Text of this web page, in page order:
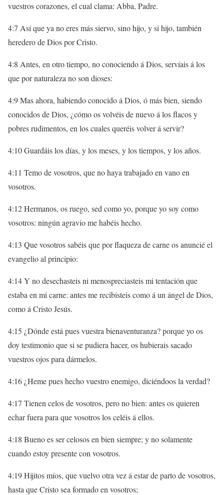
vuestros corazones, el cual clama: Abba, Padre.
4:7 Así que ya no eres más siervo, sino hijo, y si hijo, también
heredero de Dios por Cristo.
4:8 Antes, en otro tiempo, no conociendo á Dios, servíais á los
que por naturaleza no son dioses:
4:9 Mas ahora, habiendo conocido á Dios, ó más bien, siendo
conocidos de Dios, ¿cómo os volvéis de nuevo á los flacos y
pobres rudimentos, en los cuales queréis volver á servir?
4:10 Guardáis los días, y los meses, y los tiempos, y los años.
4:11 Temo de vosotros, que no haya trabajado en vano en
vosotros.
4:12 Hermanos, os ruego, sed como yo, porque yo soy como
vosotros: ningún agravio me habéis hecho.
4:13 Que vosotros sabéis que por flaqueza de carne os anuncié el
evangelio al principio:
4:14 Y no desechasteis ni menospreciasteis mi tentación que
estaba en mi carne: antes me recibisteis como á un ángel de Dios,
como á Cristo Jesús.
4:15 ¿Dónde está pues vuestra bienaventuranza? porque yo os
doy testimonio que si se pudiera hacer, os hubierais sacado
vuestros ojos para dármelos.
4:16 ¿Heme pues hecho vuestro enemigo, diciéndoos la verdad?
4:17 Tienen celos de vosotros, pero no bien: antes os quieren
echar fuera para que vosotros los celéis á ellos.
4:18 Bueno es ser celosos en bien siempre; y no solamente
cuando estoy presente con vosotros.
4:19 Hijitos míos, que vuelvo otra vez á estar de parto de vosotros,
hasta que Cristo sea formado en vosotros;